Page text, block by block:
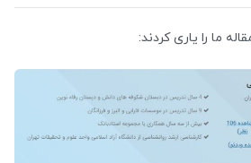
ما را یاری کردند: